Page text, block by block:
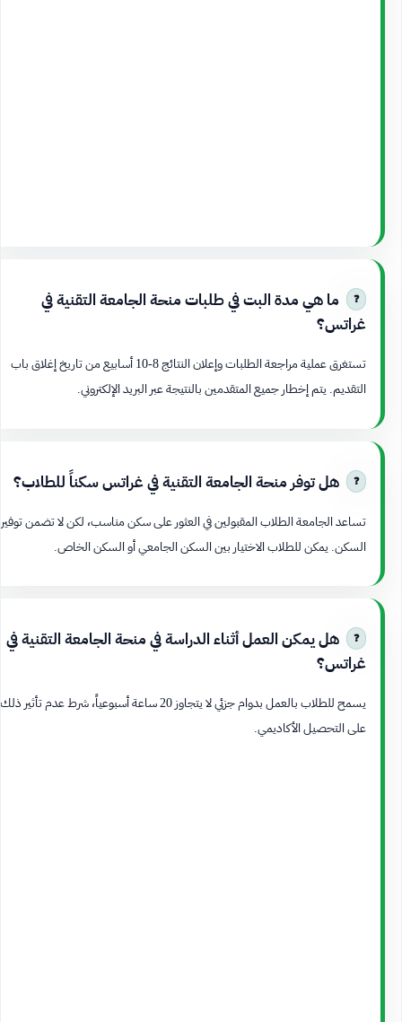
ما هي مدة البت في طلبات منحة الجامعة التقنية في
غراتس؟
تستغرق عملية مراجعة الطلبات وإعلان النتائج 8-10 أسابيع من تاريخ إغلاق باب
التقديم. يتم إخطار جميع المتقدمين بالنتيجة عبر البريد الإلكتروني.
هل توفر منحة الجامعة التقنية في غراتس سكناً للطلاب؟
تساعد الجامعة الطلاب المقبولين في العثور على سكن مناسب، لكن لا تضمن توفير
السكن. يمكن للطلاب الاختيار بين السكن الجامعي أو السكن الخاص.
هل يمكن العمل أثناء الدراسة في منحة الجامعة التقنية في
غراتس؟
يسمح للطلاب بالعمل بدوام جزئي لا يتجاوز 20 ساعة أسبوعياً، شرط عدم تأثير ذلك
على التحصيل الأكاديمي.